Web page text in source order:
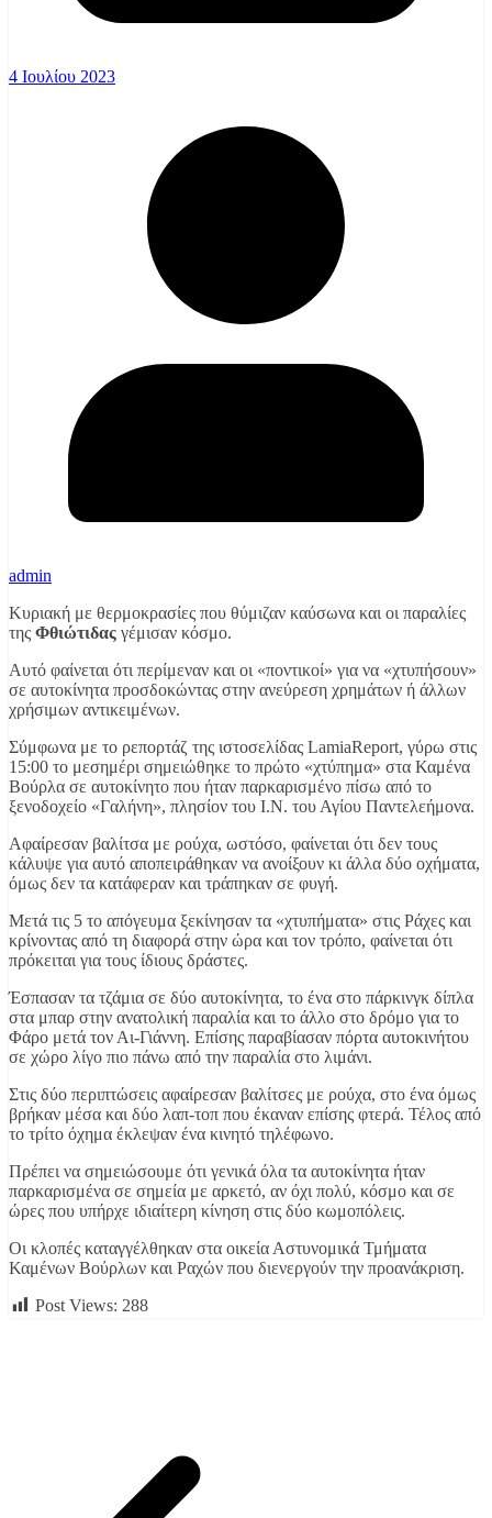
4 Ιουλίου 2023
admin
Κυριακή με θερμοκρασίες που θύμιζαν καύσωνα και οι παραλίες
της Φθιώτιδας γέμισαν κόσμο.
Αυτό φαίνεται ότι περίμεναν και οι «ποντικοί» για να «χτυπήσουν»
σε αυτοκίνητα προσδοκώντας στην ανεύρεση χρημάτων ή άλλων
χρήσιμων αντικειμένων.
Σύμφωνα με το ρεπορτάζ της ιστοσελίδας LamiaReport, γύρω στις
15:00 το μεσημέρι σημειώθηκε το πρώτο «χτύπημα» στα Καμένα
Βούρλα σε αυτοκίνητο που ήταν παρκαρισμένο πίσω από το
ξενοδοχείο «Γαλήνη», πλησίον του Ι.Ν. του Αγίου Παντελεήμονα.
Αφαίρεσαν βαλίτσα με ρούχα, ωστόσο, φαίνεται ότι δεν τους
κάλυψε για αυτό αποπειράθηκαν να ανοίξουν κι άλλα δύο οχήματα,
όμως δεν τα κατάφεραν και τράπηκαν σε φυγή.
Μετά τις 5 το απόγευμα ξεκίνησαν τα «χτυπήματα» στις Ράχες και
κρίνοντας από τη διαφορά στην ώρα και τον τρόπο, φαίνεται ότι
πρόκειται για τους ίδιους δράστες.
Έσπασαν τα τζάμια σε δύο αυτοκίνητα, το ένα στο πάρκινγκ δίπλα
στα μπαρ στην ανατολική παραλία και το άλλο στο δρόμο για το
Φάρο μετά τον Αι-Γιάννη. Επίσης παραβίασαν πόρτα αυτοκινήτου
σε χώρο λίγο πιο πάνω από την παραλία στο λιμάνι.
Στις δύο περιπτώσεις αφαίρεσαν βαλίτσες με ρούχα, στο ένα όμως
βρήκαν μέσα και δύο λαπ-τοπ που έκαναν επίσης φτερά. Τέλος από
το τρίτο όχημα έκλεψαν ένα κινητό τηλέφωνο.
Πρέπει να σημειώσουμε ότι γενικά όλα τα αυτοκίνητα ήταν
παρκαρισμένα σε σημεία με αρκετό, αν όχι πολύ, κόσμο και σε
ώρες που υπήρχε ιδιαίτερη κίνηση στις δύο κωμοπόλεις.
Οι κλοπές καταγγέλθηκαν στα οικεία Αστυνομικά Τμήματα
Καμένων Βούρλων και Ραχών που διενεργούν την προανάκριση.
Post Views: 288